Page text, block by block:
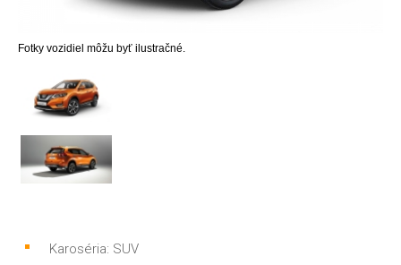
Fotky vozidiel môžu byť ilustračné.
Karoséria: SUV